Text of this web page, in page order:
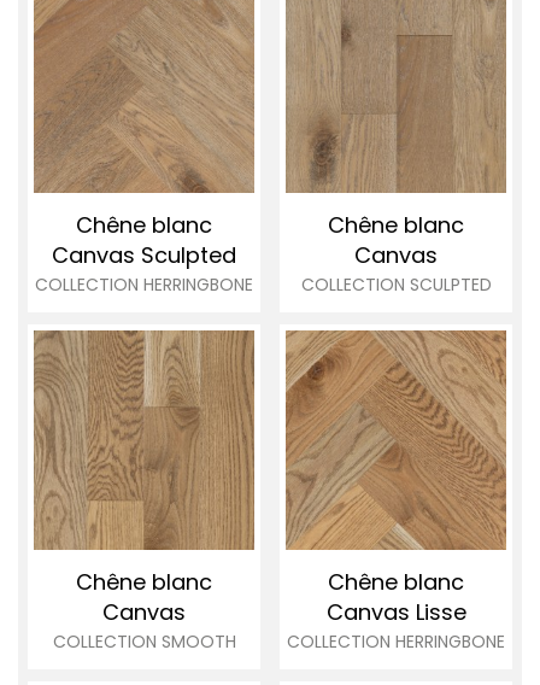
Chêne blanc
Canvas Sculpted
COLLECTION HERRINGBONE
Chêne blanc
Canvas
COLLECTION SCULPTED
Chêne blanc
Canvas
COLLECTION SMOOTH
Chêne blanc
Canvas Lisse
COLLECTION HERRINGBONE